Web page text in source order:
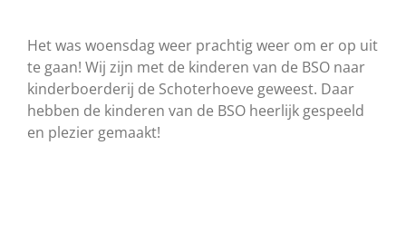
Het was woensdag weer prachtig weer om er op uit
te gaan! Wij zijn met de kinderen van de BSO naar
kinderboerderij de Schoterhoeve geweest. Daar
hebben de kinderen van de BSO heerlijk gespeeld
en plezier gemaakt!